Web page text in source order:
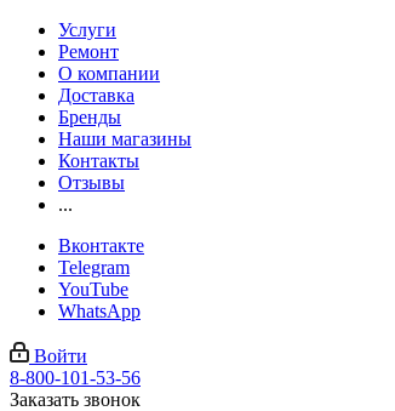
Услуги
Ремонт
О компании
Доставка
Бренды
Наши магазины
Контакты
Отзывы
...
Вконтакте
Telegram
YouTube
WhatsApp
Войти
8-800-101-53-56
Заказать звонок